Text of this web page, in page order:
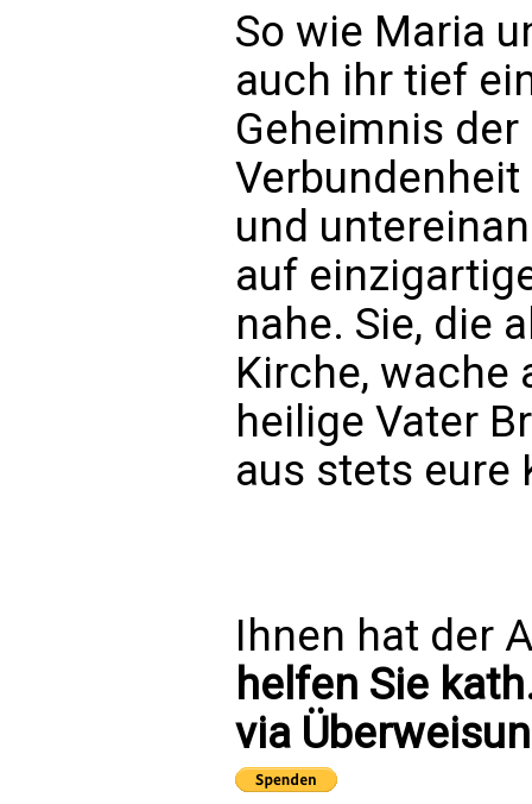
So wie Maria
auch ihr tief
Geheimnis
und
auf
nahe. Sie, die
Kirche, wache
heilige Vater
aus stets eure
Ihnen hat der
helfen Sie
via